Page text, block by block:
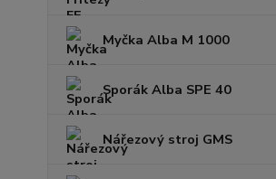
Myčka Alba M 1000
Sporák Alba SPE 40
Nářezový stroj GMS